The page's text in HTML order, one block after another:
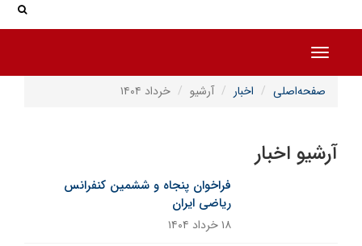
Toggle navigation
صفحه‌اصلی اخبار آرشیو خرداد ۱۴۰۴
آرشیو اخبار
فراخوان پنجاه‌ و‌ ششمین کنفرانس
ریاضی ایران
۱۸ خرداد ۱۴۰۴